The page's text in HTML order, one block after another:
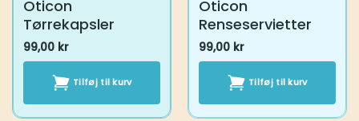
Oticon
Tørrekapsler
99,00 kr
Tilføj til kurv
Oticon
Renseservietter
99,00 kr
Tilføj til kurv